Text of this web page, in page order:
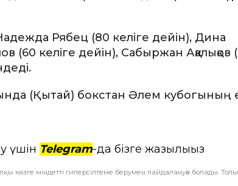
Надежда Рябец (80 келіге дейін), Дина
келіге дейін), Сабыржан Аққалықов
(Қытай) бокстан Әлем кубогының
үшін Telegram-да бізге жазылыңыз
көзге міндетті гиперсілтеме берумен пайдалануға болады.